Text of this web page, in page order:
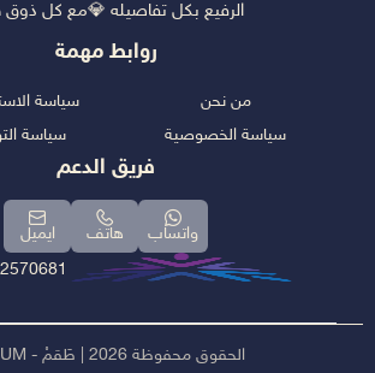
الرفيع بكل تفاصيله 💎مع كل
روابط مهمة
من نحن
سياسة الخصوصية
سياسة
سياسة
فريق الدعم
واتساب هاتف
ايميل
الحقوق محفوظة 2026 | طَقمْ - TAQUM